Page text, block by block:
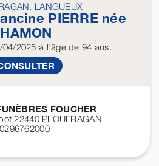
LANGUEUX
PIERREnée
HAMON
2025 à l'âge de 94 ans.
FOUCHER
22440 PLOUFRAGAN
0296762000